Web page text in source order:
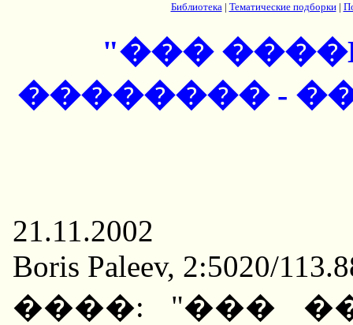
Библиотека| Тематические подборки|
"���
�������� -
21.11.2002
Boris Paleev, 2:5020/
����: "���